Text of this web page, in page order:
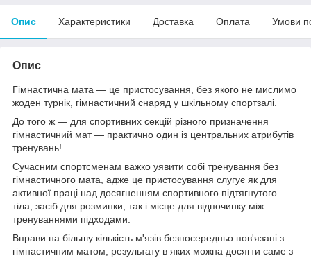
Опис Характеристики Доставка Оплата Умови
Опис
Гімнастична мата — це пристосування, без якого не мислимо
жоден турнік, гімнастичний снаряд у шкільному спортзалі.
До того ж — для спортивних секцій різного призначення
гімнастичний мат — практично один із центральних атрибутів
тренувань!
Сучасним спортсменам важко уявити собі тренування без
гімнастичного мата, адже це пристосування слугує як для
активної праці над досягненням спортивного підтягнутого
тіла, засіб для розминки, так і місце для відпочинку між
тренуваннями підходами.
Вправи на більшу кількість м'язів безпосередньо пов'язані з
гімнастичним матом, результату в яких можна досягти саме з